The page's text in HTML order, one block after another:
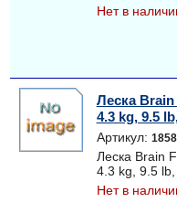
Нет в
Леска Brain
4.3 kg, 9.5
Артикул:
Леска Brain
4.3 kg, 9.5
Нет в